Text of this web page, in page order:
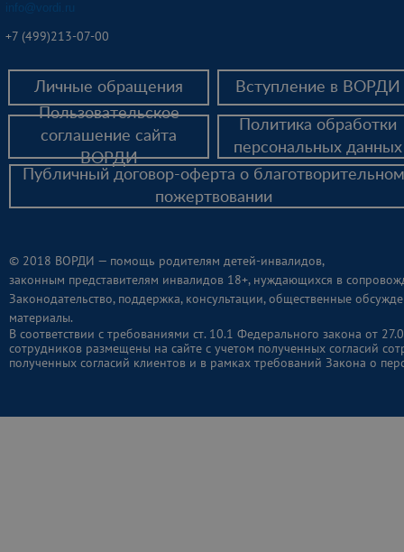
info@vordi.ru
+7 (499)213-07-00
Личные обращения
Вступление в ВОРДИ
Пользовательское
соглашение сайта
ВОРДИ
© 2018 ВОРДИ — помощь родителям детей-инвалидов,
законным представителям инвалидов 18+, нуждающихся в
Законодательство, поддержка, консультации, общественные
материалы.
Политика обработки
персональных данных
Публичный договор-оферта о благотворительном
пожертвовании
В соответствии с требованиями ст. 10.1 Федерального закона от
сотрудников размещены на сайте с учетом полученных согласий
полученных согласий клиентов и в рамках требований Закона о